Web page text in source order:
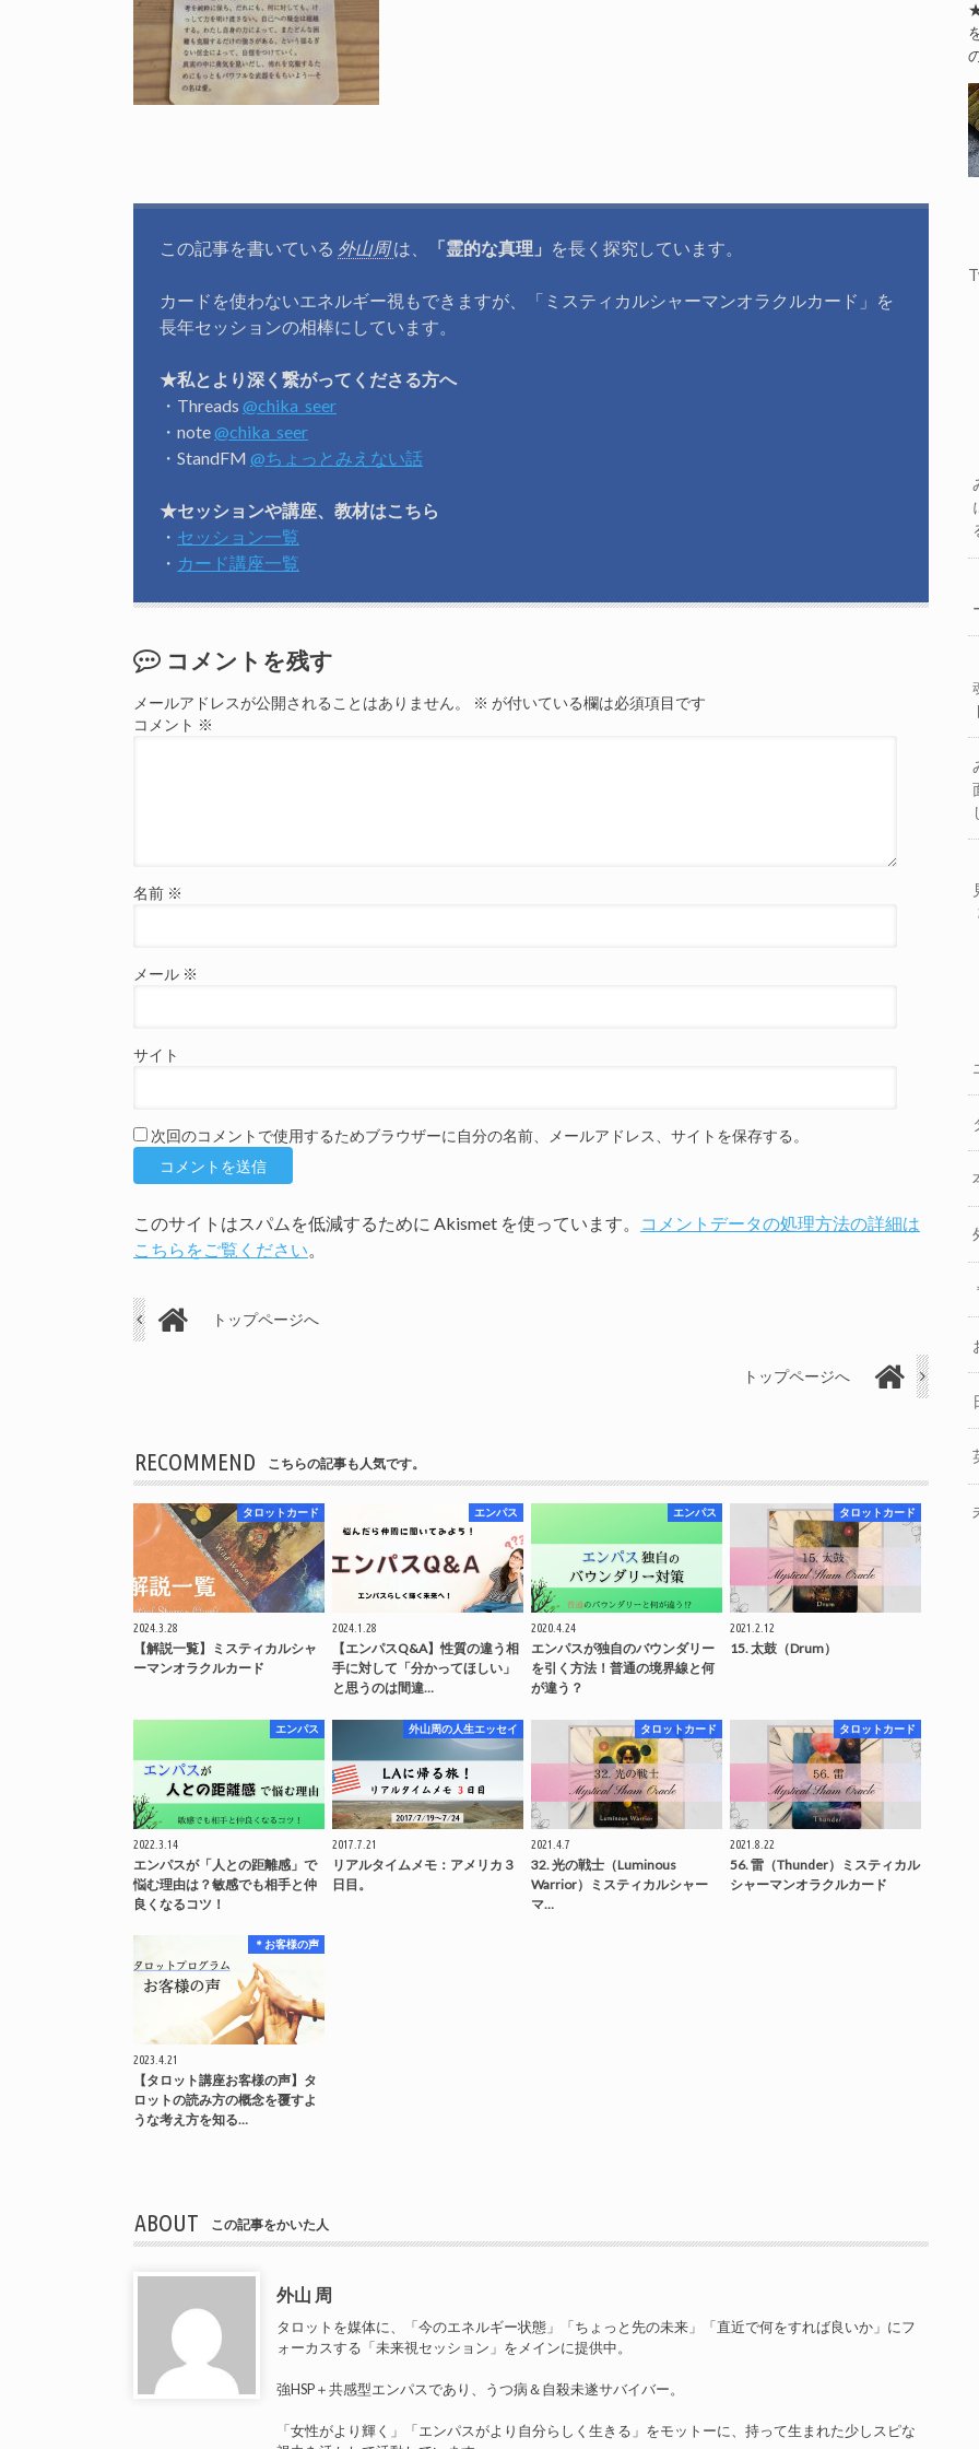
この記事を書いている 外山周は、 「霊的な真理」 を長く探究しています。
カードを使わないエネルギー視もできますが、「ミスティカルシャーマンオラクルカード」を
長年セッションの相棒にしています。
★私とより深く繋がってくださる方へ
・Threads @chika_seer
・note @chika_seer
・StandFM @ちょっとみえない話
★セッションや講座、教材はこちら
・ セッション一覧
・ カード講座一覧
コメントを残す
メールアドレスが公開されることはありません。 ※ が付いている欄は必須項目です
コメント ※
名前 ※
メール ※
サイト
次回のコメントで使用するためブラウザーに自分の名前、メールアドレス、サイトを保存する。
このサイトはスパムを低減するために Akismet を使っています。
コメントデータの処理方法の詳細は
こちらをご覧ください
トップページへ
トップページへ
RECOMMEND こちらの記事も人気です。
タロットカード
2024.3.28
【解説一覧】ミスティカルシャ
ーマンオラクルカード
エンパス
2024.1.28
【エンパスQ&A】性質の違う相
手に対して「分かってほしい」
と思うのは間違…
エンパス
2020.4.24
エンパスが独自のバウンダリー
を引く方法！普通の境界線と何
が違う？
タロットカード
2021.2.12
15. 太鼓（Drum）
エンパス
2022.3.14
エンパスが「人との距離感」で
悩む理由は？敏感でも相手と仲
良くなるコツ！
外山周の人生エッセイ
2017.7.21
リアルタイムメモ：アメリカ３
日目。
タロットカード
2021.4.7
32. 光の戦士（Luminous
Warrior）ミスティカルシャー
マ…
タロットカード
2021.8.22
56. 雷（Thunder）ミスティカル
シャーマンオラクルカード
＊お客様の声
2023.4.21
【タロット講座お客様の声】タ
ロットの読み方の概念を覆すよ
うな考え方を知る…
ABOUT この記事をかいた人
外山 周
タロットを媒体に、「今のエネルギー状態」「ちょっと先の未来」「直近で何をすれば良いか」にフ
ォーカスする「未来視セッション」をメインに提供中。
強HSP＋共感型エンパスであり、うつ病＆自殺未遂サバイバー。
「女性がより輝く」「エンパスがより自分らしく生きる」をモットーに、持って生まれた少しスピな